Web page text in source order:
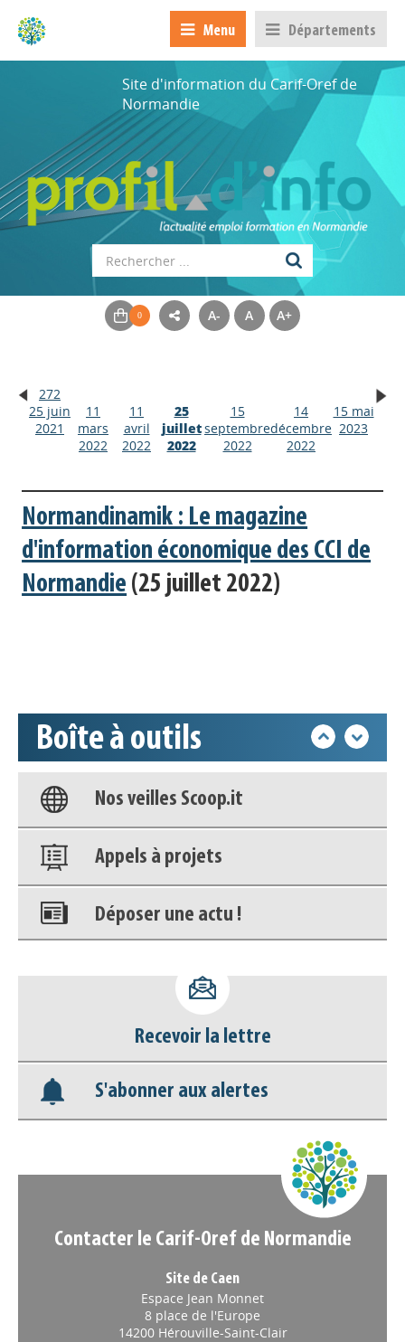
Menu Départements
Site d'information du Carif-Oref de
Normandie
A- A A+
272
25 juin
2021
11
mars
2022
11
avril
2022
25
juillet
2022
15
septembre
2022
14
décembre
2022
15 mai
2023
Normandinamik : Le magazine
d'information économique des CCI de
Normandie (25 juillet 2022)
Boîte à outils
Appels à projets
Base documentaire
Nos veilles Scoop.it
Appels à projets
Déposer une actu !
déconnecter)
Base documentaire
Nos veilles Scoop.it
Recevoir la lettre
S'abonner aux alertes
Contacter le Carif-Oref de Normandie
Site de Caen
Espace Jean Monnet
8 place de l'Europe
14200 Hérouville-Saint-Clair